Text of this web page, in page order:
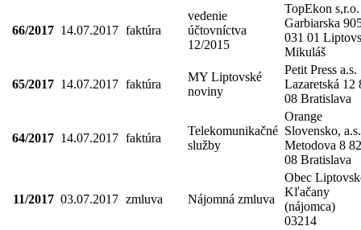
66/2017 14.07.2017 faktúra
vedenie
účtovníctva
12/2015
TopEkon s,r.o.
Garbiarska
031 01
Mikuláš
65/2017 14.07.2017 faktúra
MY Liptovské
noviny
Petit Press a.s.
Lazaretská 12
08 Bratislava
64/2017 14.07.2017 faktúra
Telekomunikačné
služby
Orange
Slovensko, a.s.
Metodova 8
08 Bratislava
11/2017 03.07.2017 zmluva Nájomná zmluva
Obec
Kľačany
(nájomca)
03214